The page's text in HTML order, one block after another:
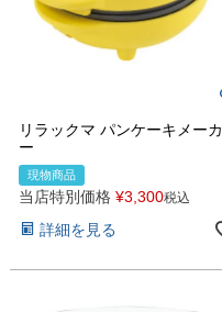
リラックマ パンケーキメーカ
ー
現物商品
当店特別価格 ¥3,300税込
詳細を見る